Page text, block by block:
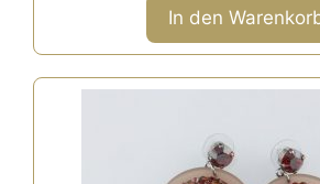
n
5
In den